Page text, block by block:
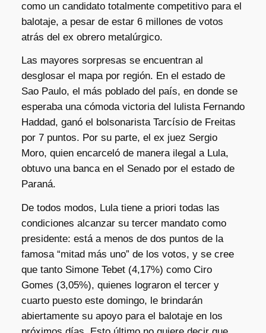
como un candidato totalmente competitivo para el
balotaje, a pesar de estar 6 millones de votos
atrás del ex obrero metalúrgico.
Las mayores sorpresas se encuentran al
desglosar el mapa por región. En el estado de
Sao Paulo, el más poblado del país, en donde se
esperaba una cómoda victoria del lulista Fernando
Haddad, ganó el bolsonarista Tarcísio de Freitas
por 7 puntos. Por su parte, el ex juez Sergio
Moro, quien encarceló de manera ilegal a Lula,
obtuvo una banca en el Senado por el estado de
Paraná.
De todos modos, Lula tiene a priori todas las
condiciones alcanzar su tercer mandato como
presidente: está a menos de dos puntos de la
famosa “mitad más uno” de los votos, y se cree
que tanto Simone Tebet (4,17%) como Ciro
Gomes (3,05%), quienes lograron el tercer y
cuarto puesto este domingo, le brindarán
abiertamente su apoyo para el balotaje en los